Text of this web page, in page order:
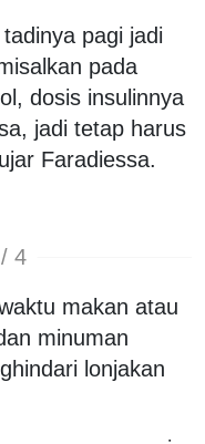
pagi jadi
pada
dosis insulinnya
jadi tetap harus
Faradiessa.
4
makan atau
minuman
lonjakan